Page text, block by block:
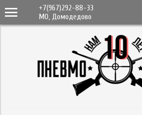
+7(967)292-88-33
МО, Домодедово